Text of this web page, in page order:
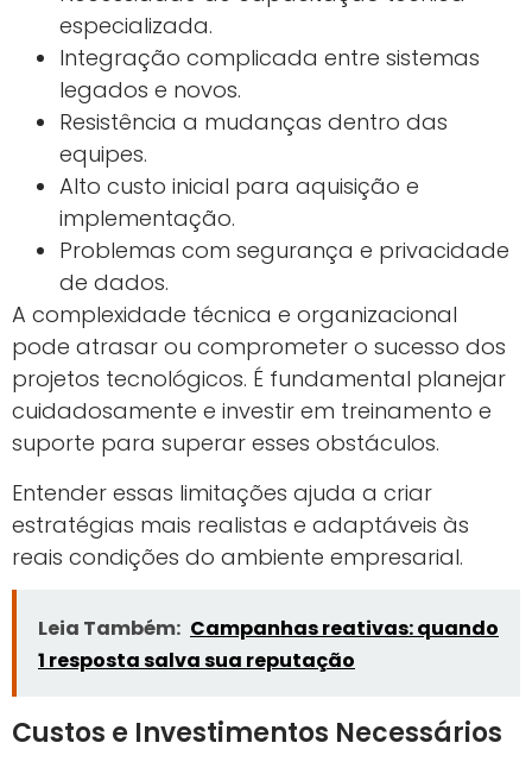
especializada.
Integração complicada entre sistemas
legados e novos.
Resistência a mudanças dentro das
equipes.
Alto custo inicial para aquisição e
implementação.
Problemas com segurança e privacidade
de dados.
A complexidade técnica e organizacional
pode atrasar ou comprometer o sucesso dos
projetos tecnológicos. É fundamental planejar
cuidadosamente e investir em treinamento e
suporte para superar esses obstáculos.
Entender essas limitações ajuda a criar
estratégias mais realistas e adaptáveis às
reais condições do ambiente empresarial.
Leia Também: Campanhas reativas: quando
1 resposta salva sua reputação
Custos e Investimentos Necessários